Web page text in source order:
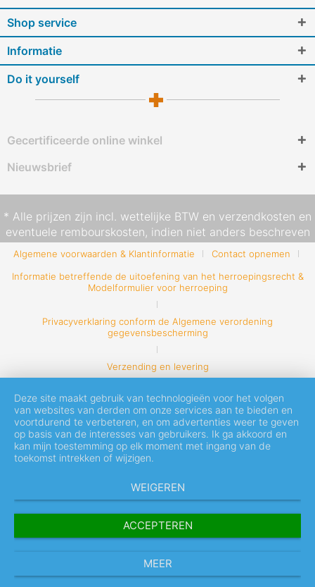
Shop service
Informatie
Do it yourself
Gecertificeerde online winkel
Nieuwsbrief
* Alle prijzen zijn incl. wettelijke BTW en verzendkosten en
eventuele rembourskosten, indien niet anders beschreven
Algemene voorwaarden & Klantinformatie
Contact opnemen
Informatie betreffende de uitoefening van het herroepingsrecht &
Modelformulier voor herroeping
Privacyverklaring conform de Algemene verordening
gegevensbescherming
Verzending en levering
Deze site maakt gebruik van technologieën voor het volgen
van websites van derden om onze services aan te bieden en
voortdurend te verbeteren, en om advertenties weer te geven
op basis van de interesses van gebruikers. Ik ga akkoord en
kan mijn toestemming op elk moment met ingang van de
toekomst intrekken of wijzigen.
WEIGEREN
ACCEPTEREN
MEER